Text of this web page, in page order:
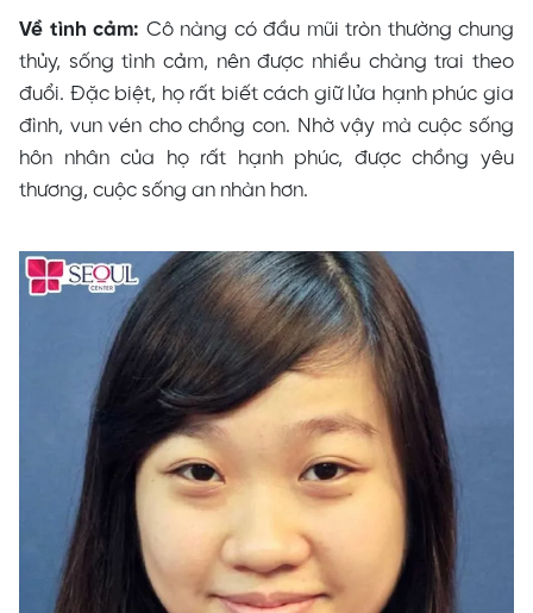
Về tình cảm: Cô nàng có đầu mũi tròn thường chung
thủy, sống tình cảm, nên được nhiều chàng trai theo
đuổi. Đặc biệt, họ rất biết cách giữ lửa hạnh phúc gia
đình, vun vén cho chồng con. Nhờ vậy mà cuộc sống
hôn nhân của họ rất hạnh phúc, được chồng yêu
thương, cuộc sống an nhàn hơn.